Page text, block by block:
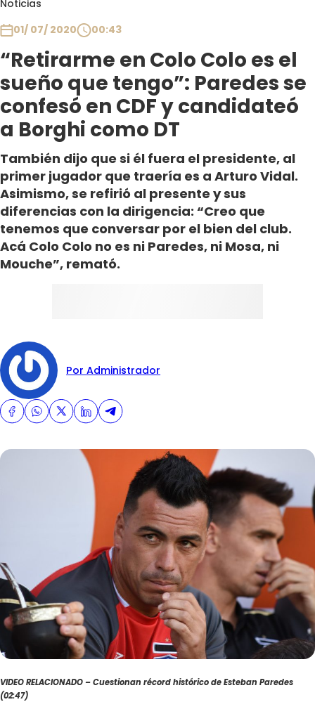
Noticias
01/ 07/ 2020
00:43
“Retirarme en Colo Colo es el
sueño que tengo”: Paredes se
confesó en CDF y candidateó
a Borghi como DT
También dijo que si él fuera el presidente, al
primer jugador que traería es a Arturo Vidal.
Asimismo, se refirió al presente y sus
diferencias con la dirigencia: “Creo que
tenemos que conversar por el bien del club.
Acá Colo Colo no es ni Paredes, ni Mosa, ni
Mouche”, remató.
Por Administrador
VIDEO RELACIONADO – Cuestionan récord histórico de Esteban Paredes
(02:47)
Club De La Comedia
Contigo en Directo
Plan Perfecto
El Tiempo
Sabingo
Todos Los Programas